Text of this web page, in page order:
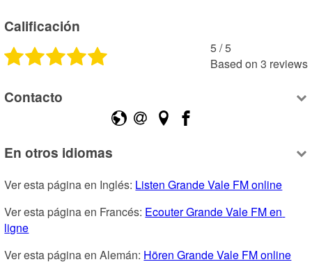
Calificación
5 /5
Based on 3 reviews
Contacto
En otros idiomas
Ver esta página en Inglés: Listen Grande Vale FM online
Ver esta página en Francés: Ecouter Grande Vale FM en
ligne
Ver esta página en Alemán: Hören Grande Vale FM online